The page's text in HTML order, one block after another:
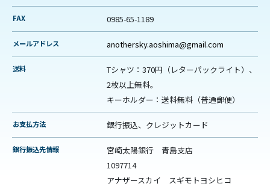
FAX 0985-65-1189
メールアドレス anothersky.aoshima@gmail.com
送料
Tシャツ：370円（レターパックライト）、
2枚以上無料。
キーホルダー：送料無料（普通郵便）
お支払方法 銀行振込、クレジットカード
銀行振込先情報
宮崎太陽銀行 青島支店
1097714
アナザースカイ スギモトヨシヒコ